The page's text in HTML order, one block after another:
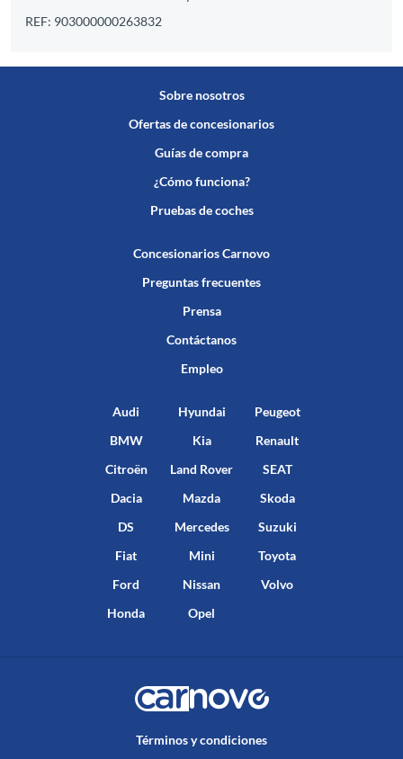
REF: 903000000263832
Sobre nosotros
Ofertas de concesionarios
Guías de compra
¿Cómo funciona?
Pruebas de coches
Concesionarios Carnovo
Preguntas frecuentes
Prensa
Contáctanos
Empleo
Audi
BMW
Citroën
Dacia
DS
Fiat
Ford
Honda
Hyundai
Kia
Land Rover
Mazda
Mercedes
Mini
Nissan
Opel
Peugeot
Renault
SEAT
Skoda
Suzuki
Toyota
Volvo
Términos y condiciones